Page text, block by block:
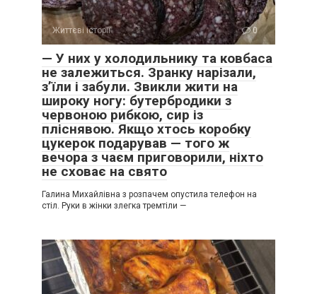
Життєві історії 0
— У них у холодильнику та ковбаса
не залежиться. Зранку нарізали,
з’їли і забули. Звикли жити на
широку ногу: бутербродики з
червоною рибкою, сир із
пліснявою. Якщо хтось коробку
цукерок подарував — того ж
вечора з чаєм приговорили, ніхто
не сховає на свято
Галина Михайлівна з розпачем опустила телефон на
стіл. Руки в жінки злегка тремтіли —